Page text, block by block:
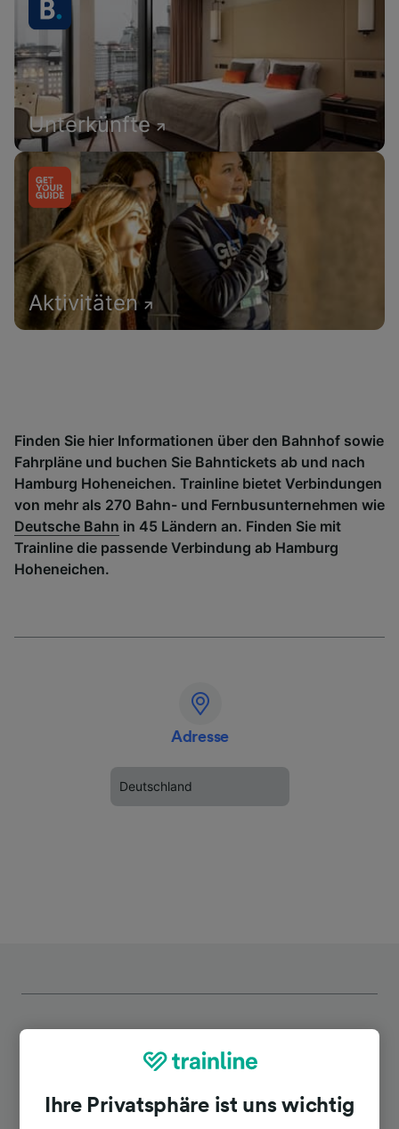
Unterkünfte
Aktivitäten
Finden Sie hier Informationen über den Bahnhof sowie
Fahrpläne und buchen Sie Bahntickets ab und nach
Hamburg Hoheneichen. Trainline bietet Verbindungen
von mehr als 270 Bahn- und Fernbusunternehmen wie
Deutsche Bahn in 45 Ländern an. Finden Sie mit
Trainline die passende Verbindung ab Hamburg
Hoheneichen.
Adresse
Deutschland
Hoheneichen
Ihre Privatsphäre ist uns wichtig